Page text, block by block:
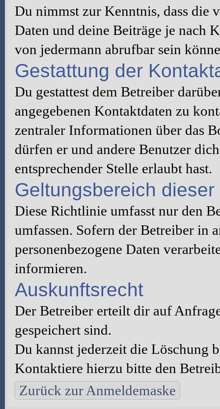
Du nimmst zur Kenntnis, dass die
Daten und deine Beiträge je nach
von jedermann abrufbar sein
Gestattung der
Du gestattest dem Betreiber
angegebenen Kontaktdaten zu
zentraler Informationen über das
dürfen er und andere Benutzer
entsprechender Stelle erlaubt hast.
Geltungsbereich
Diese Richtlinie umfasst nur den
umfassen. Sofern der Betreiber in
personenbezogene Daten
informieren.
Auskunftsrecht
Der Betreiber erteilt dir auf
gespeichert sind.
Du kannst jederzeit die Löschung
Kontaktiere hierzu bitte den
Zurück zur Anmeldemaske